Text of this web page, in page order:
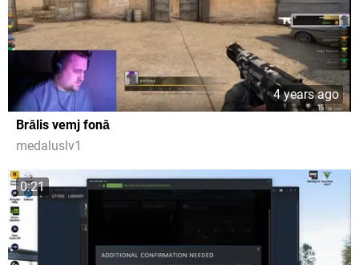
4 years ago
Brālis vemj fonā
medaluslv1
0:21